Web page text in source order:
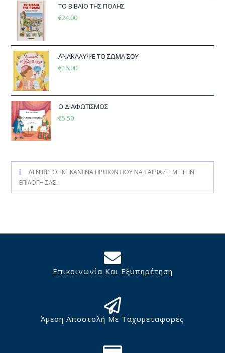
ΤΟ ΒΙΒΛΙΟ ΤΗΣ ΠΟΛΗΣ
€24.00
ΑΝΑΚΑΛΥΨΕ ΤΟ ΣΩΜΑ ΣΟΥ
€16.00
Ο ΔΙΑΦΩΤΙΣΜΟΣ
€5.50
ΔΕΝ ΒΡΈΘΗΚΕ ΚΑΝΈΝΑ ΠΡΟΪΌΝ ΠΟΥ ΝΑ ΤΑΙΡΙΆΖΕΙ ΜΕ ΤΗΝ
ΕΠΙΛΟΓΉ ΣΑΣ.
Επικοινωνία Και Εξυπηρέτηση
Άμεση Αποστολή Με Ταχυμεταφορές